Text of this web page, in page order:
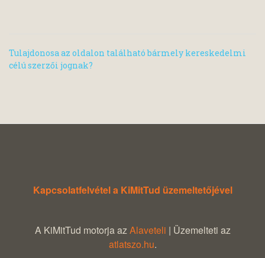
Tulajdonosa az oldalon található bármely kereskedelmi
célú szerzői jognak?
Kapcsolatfelvétel a KiMitTud üzemeltetőjével
A KiMitTud motorja azAlaveteli | Üzemelteti az
atlatszo.hu.